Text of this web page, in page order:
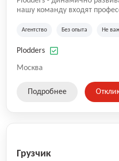
нашу команду входят
на рынке аутсорсинга, а
оказываемых услуг.
Агентство Без опыта Не
Plodders
Москва
Подробнее
Грузчик